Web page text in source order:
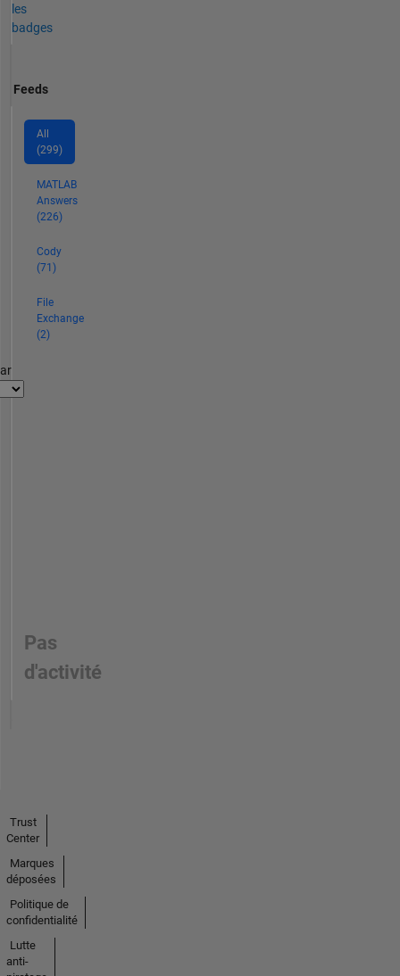
les
badges
Feeds
All
(299)
MATLAB
Answers
(226)
Cody
(71)
File
Exchange
(2)
Pas
d'activité
Trust
Center
Marques
déposées
Politique de
confidentialité
Lutte
anti-